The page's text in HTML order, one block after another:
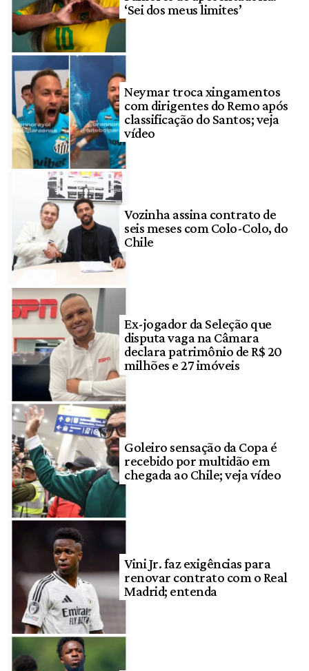
‘Sei dos meus limites’
Neymar troca xingamentos
com dirigentes do Remo após
classificação do Santos; veja
vídeo
Vozinha assina contrato de
seis meses com Colo-Colo, do
Chile
Ex-jogador da Seleção que
disputa vaga na Câmara
declara patrimônio de R$ 20
milhões e 27 imóveis
Goleiro sensação da Copa é
recebido por multidão em
chegada ao Chile; veja vídeo
Vini Jr. faz exigências para
renovar contrato com o Real
Madrid; entenda